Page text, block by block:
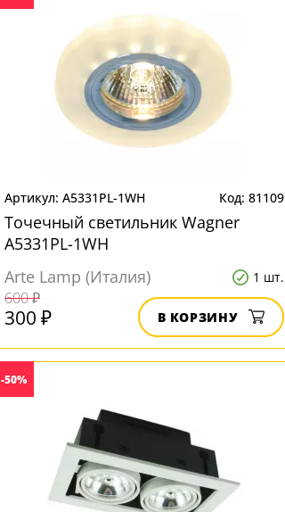
A5331PL-1WH 81109
Точечный светильник Wagner
A5331PL-1WH
Arte Lamp (Италия)
1 шт.
600 ₽
300 ₽ В КОРЗИНУ
-50%